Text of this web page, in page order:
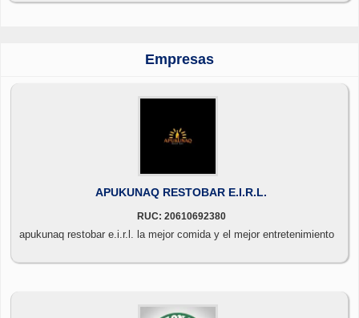
Empresas
APUKUNAQ RESTOBAR E.I.R.L.
RUC: 20610692380
apukunaq restobar e.i.r.l. la mejor comida y el mejor entretenimiento